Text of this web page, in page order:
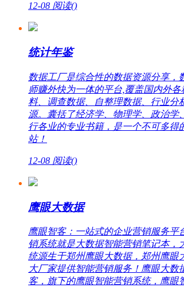
12-08 阅读()
统计年鉴
数据工厂是综合性的数据资源分享，
师赚外快为一体的平台,覆盖国内外
料、调查数据、自整理数据、行业分
源。囊括了经济学、物理学、政治学
行各业的专业书籍，是一个不可多得
站！
12-08 阅读()
鹰眼大数据
鹰眼智客：一站式的企业营销服务平
销系统就是大数据智能营销笔记本，
统源生于郑州鹰眼大数据，郑州鹰眼
大厂家提供智能营销服务！鹰眼大数
客，旗下的鹰眼智能营销系统，鹰眼